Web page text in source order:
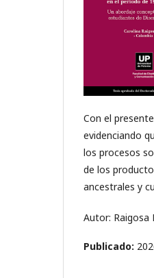
Con el
evidenciando
los procesos
de los
ancestrales y
Autor: Raigosa
Publicado: